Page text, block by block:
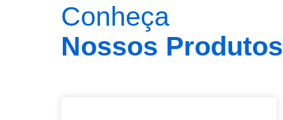
Conheça
Nossos Produtos